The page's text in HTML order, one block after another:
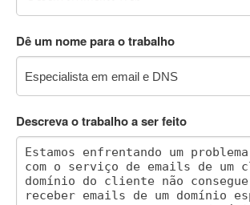
Dê um nome para o trabalho
Descreva o trabalho a ser feito